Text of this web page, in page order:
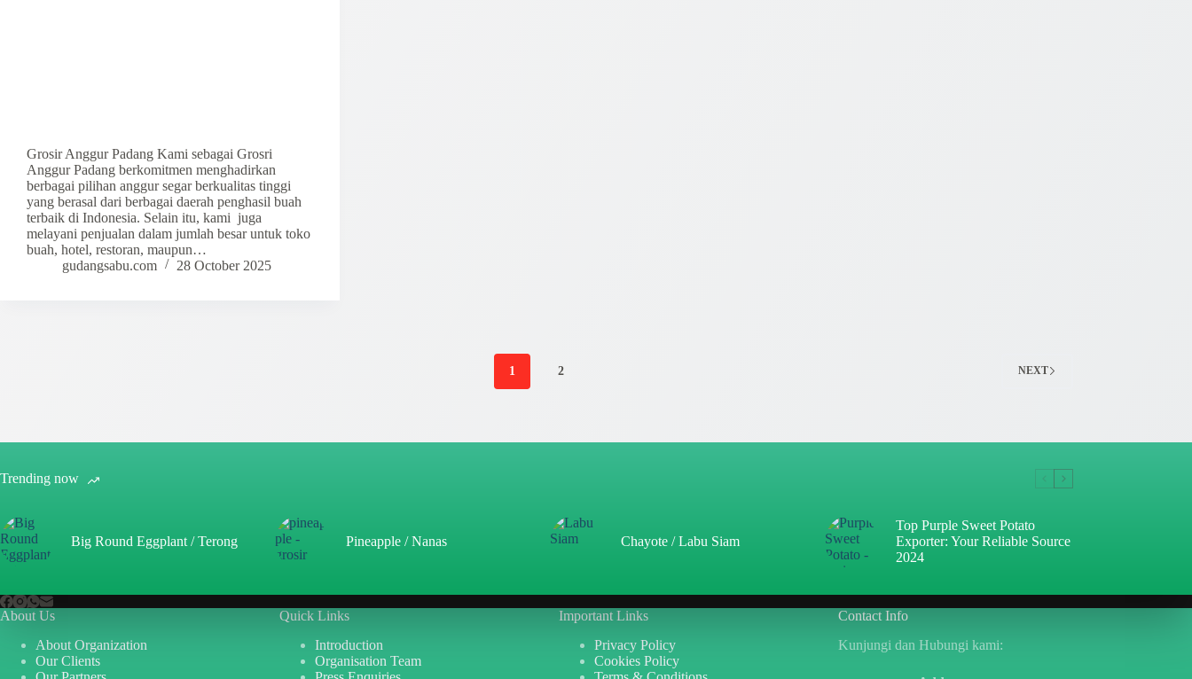
Grosir Anggur Padang Kami sebagai Grosri
Anggur Padang berkomitmen menghadirkan
berbagai pilihan anggur segar berkualitas tinggi
yang berasal dari berbagai daerah penghasil buah
terbaik di Indonesia. Selain itu, kami juga
melayani penjualan dalam jumlah besar untuk toko
buah, hotel, restoran, maupun…
gudangsabu.com
28 October 2025
1 2 NEXT
Trending now
Big Round Eggplant / Terong Pineapple / Nanas Chayote / Labu Siam
Top Purple Sweet Potato
Exporter: Your Reliable Source
2024
About Us
About Organization
Our Clients
Quick Links
Introduction
Organisation Team
Important Links
Privacy Policy
Cookies Policy
Contact Info
Kunjungi dan Hubungi kami: